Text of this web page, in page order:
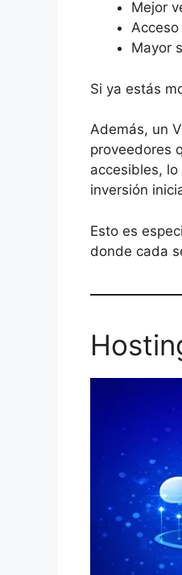
Mejor
Mayor
Si ya estás
Además, un
proveedores
accesibles,
inversión
Esto es
donde cada